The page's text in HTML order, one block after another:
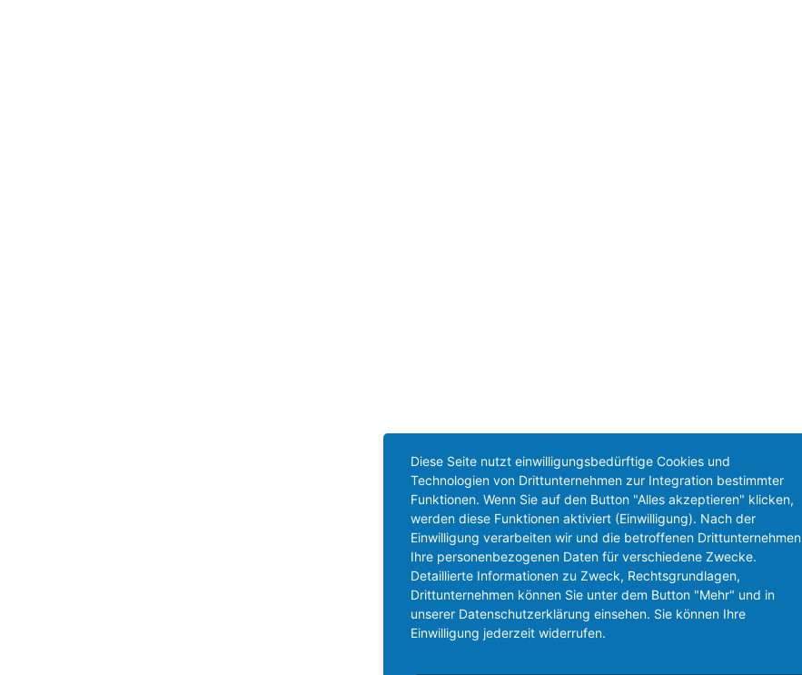
Diese Seite nutzt einwilligungsbedürftige Cookies und
Technologien von Drittunternehmen zur Integration bestimmter
Funktionen. Wenn Sie auf den Button "Alles akzeptieren" klicken,
werden diese Funktionen aktiviert (Einwilligung). Nach der
Einwilligung verarbeiten wir und die betroffenen Drittunternehmen
Ihre personenbezogenen Daten für verschiedene Zwecke.
Detaillierte Informationen zu Zweck, Rechtsgrundlagen,
Drittunternehmen können Sie unter dem Button "Mehr" und in
unserer Datenschutzerklärung einsehen. Sie können Ihre
Einwilligung jederzeit widerrufen.